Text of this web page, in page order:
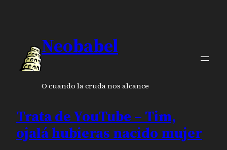
Neobabel
O cuando la cruda nos alcance
Trata de YouTube – Tim,
ojalá hubieras nacido mujer